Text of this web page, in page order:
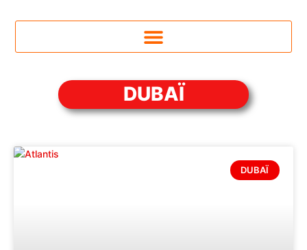
DUBAÏ
DUBAÏ